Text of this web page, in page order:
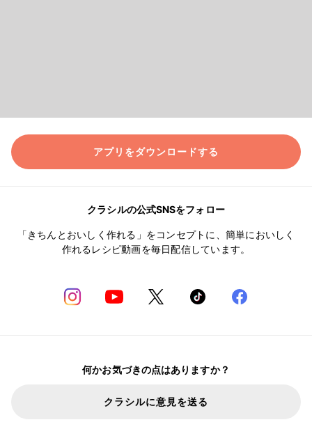
アプリをダウンロードする
クラシルの公式SNSをフォロー
「きちんとおいしく作れる」をコンセプトに、簡単においしく
作れるレシピ動画を毎日配信しています。
何かお気づきの点はありますか？
クラシルに意見を送る